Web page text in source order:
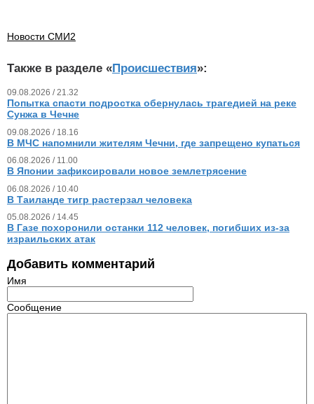
Новости СМИ2
Также в разделе «Происшествия»:
09.08.2026 / 21.32
Попытка спасти подростка обернулась трагедией на реке
Сунжа в Чечне
09.08.2026 / 18.16
В МЧС напомнили жителям Чечни, где запрещено купаться
06.08.2026 / 11.00
В Японии зафиксировали новое землетрясение
06.08.2026 / 10.40
В Таиланде тигр растерзал человека
05.08.2026 / 14.45
В Газе похоронили останки 112 человек, погибших из‑за
израильских атак
Добавить комментарий
Имя
Сообщение